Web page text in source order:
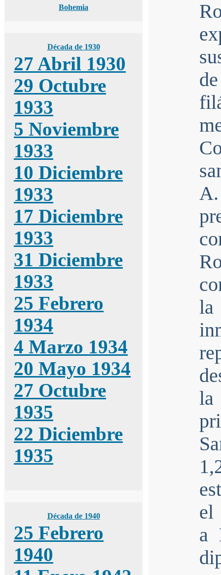
Bohemia
Década de 1930
27 Abril 1930
29 Octubre
1933
5 Noviembre
1933
10 Diciembre
1933
17 Diciembre
1933
31 Diciembre
1933
25 Febrero
1934
4 Marzo 1934
20 Mayo 1934
27 Octubre
1935
22 Diciembre
1935
Década de 1940
25 Febrero
1940
el
a